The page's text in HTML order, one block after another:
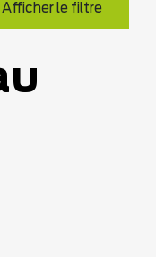
Afficher le filtre